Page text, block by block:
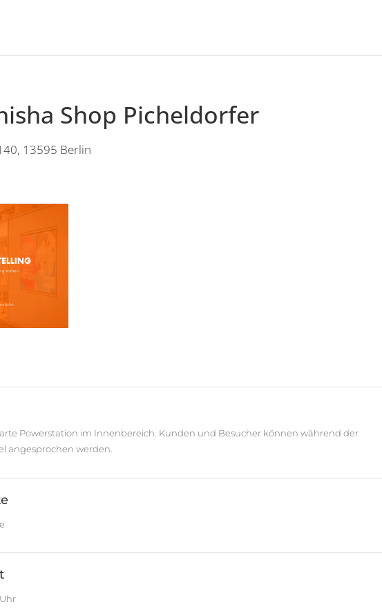
Shop Picheldorfer
13595 Berlin
Powerstation im Innenbereich. Kunden und Besucher können während der
angesprochen werden.